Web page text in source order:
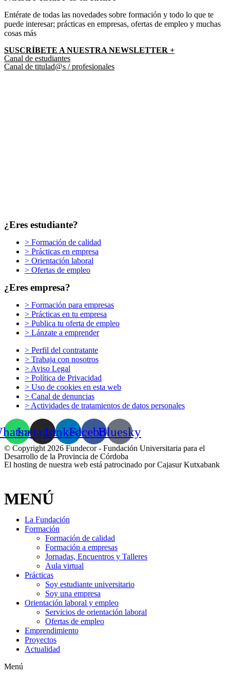
Entérate de todas las novedades sobre formación y todo lo que te
puede interesar; prácticas en empresas, ofertas de empleo y muchas
cosas más
SUSCRÍBETE A NUESTRA NEWSLETTER +​
Canal de estudiantes
Canal de titulad@s / profesionales
¿Eres estudiante?
> Formación de calidad
> Prácticas en empresa
> Orientación laboral
> Ofertas de empleo
¿Eres empresa?
> Formación para empresas
> Prácticas en tu empresa
> Publica tu oferta de empleo
> Lánzate a emprender
> Perfil del contratante
> Trabaja con nosotros
> Aviso Legal
> Política de Privacidad
> Uso de cookies en esta web
> Canal de denuncias
> Actividades de tratamientos de datos personales
InstagramLinkedinFacebookBluesky
© Copyright 2026 Fundecor - Fundación Universitaria para el
Desarrollo de la Provincia de Córdoba
El hosting de nuestra web está patrocinado por Cajasur Kutxabank
MENÚ
La Fundación
Formación
Formación de calidad
Formación a empresas
Jornadas, Encuentros y Talleres
Aula virtual
Prácticas
Soy estudiante universitario
Soy una empresa
Orientación laboral y empleo
Servicios de orientación laboral
Ofertas de empleo
Emprendimiento
Proyectos
Actualidad
Menú